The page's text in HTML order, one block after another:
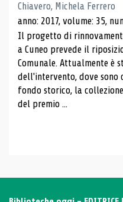
Chiavero, Michela Ferrero
anno: 2017, volume: 35,
Il progetto di
a Cuneo prevede il
Comunale. Attualmente
dell'intervento, dove
fondo storico, la
del premio ...